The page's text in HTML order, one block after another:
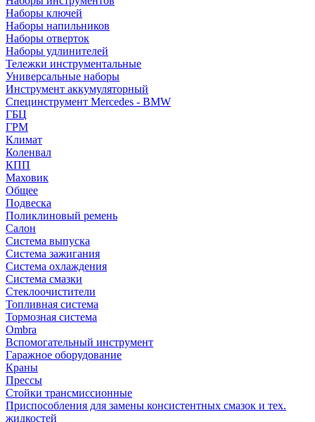
Наборы ключей
Наборы напильников
Наборы отверток
Наборы удлинителей
Тележки инструментальные
Универсальные наборы
Инструмент аккумуляторный
Специнструмент Mercedes - BMW
ГБЦ
ГРМ
Климат
Коленвал
КПП
Маховик
Общее
Подвеска
Поликлиновый ремень
Салон
Система выпуска
Система зажигания
Система охлаждения
Система смазки
Стеклоочистители
Топливная система
Тормозная система
Ombra
Вспомогательный инструмент
Гаражное оборудование
Краны
Прессы
Стойки трансмиссионные
Приспособления для замены консистентных смазок и тех.
жидкостей